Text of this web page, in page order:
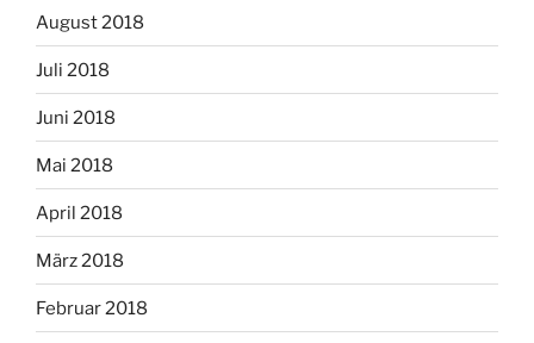
August 2018
Juli 2018
Juni 2018
Mai 2018
April 2018
März 2018
Februar 2018